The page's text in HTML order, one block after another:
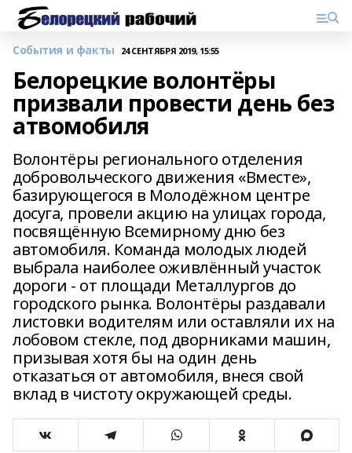
События и факты 24 СЕНТЯБРЯ 2019, 15:55
Белорецкие волонтёры
призвали провести день без
атвомобиля
Волонтёры регионального отделения
добровольческого движения «Вместе»,
базирующегося в Молодёжном центре
досуга, провели акцию на улицах города,
посвящённую Всемирному дню без
автомобиля. Команда молодых людей
выбрала наиболее оживлённый участок
дороги - от площади Металлургов до
городского рынка. Волонтёры раздавали
листовки водителям или оставляли их на
лобовом стекле, под дворниками машин,
призывая хотя бы на один день
отказаться от автомобиля, внеся свой
вклад в чистоту окружающей среды.